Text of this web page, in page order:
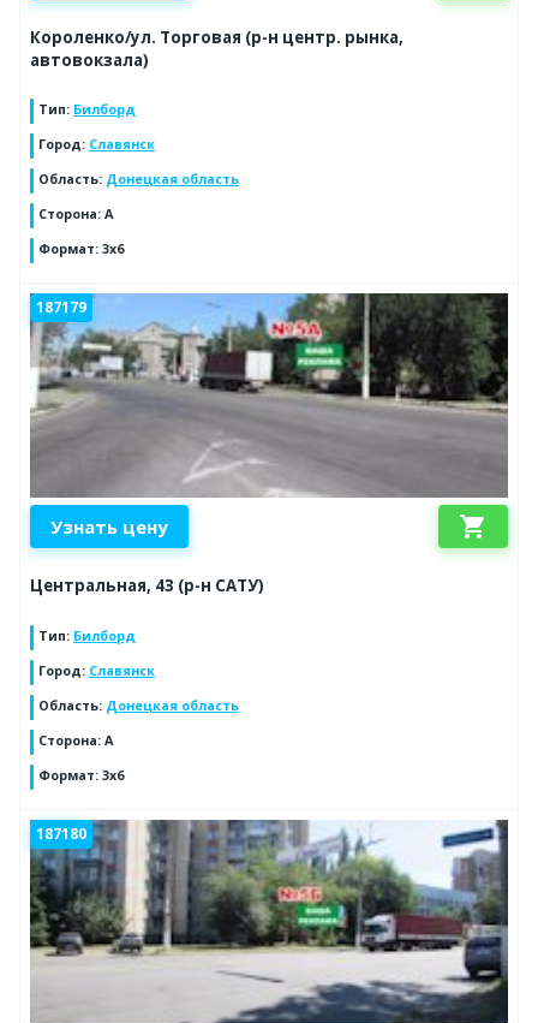
Короленко/ул. Торговая (р-н центр. рынка,
автовокзала)
Тип: Билборд
Город: Славянск
Область: Донецкая область
Сторона: А
Формат: 3х6
187179
Узнать цену shopping_cart
Центральная, 43 (р-н САТУ)
Тип: Билборд
Город: Славянск
Область: Донецкая область
Сторона: А
Формат: 3х6
187180